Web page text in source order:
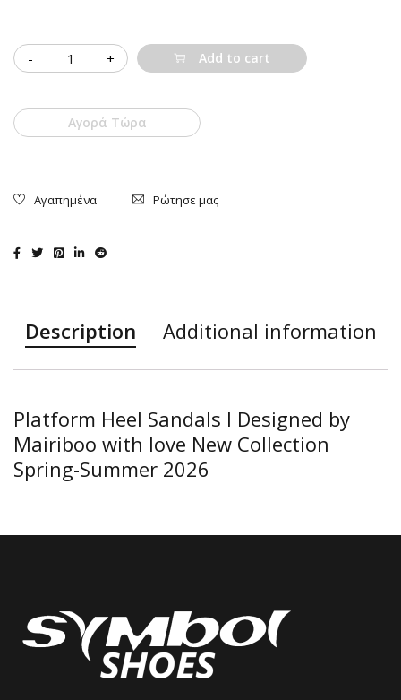
Add to cart
Αγορά Τώρα
Ρώτησε μας
Description Additional information
Platform Heel Sandals I Designed by
Mairiboo with love New Collection
Spring-Summer 2026